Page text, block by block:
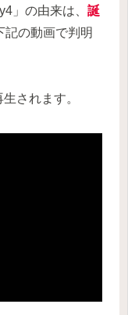
」の由来は、 誕
記の動画で判明
されます。